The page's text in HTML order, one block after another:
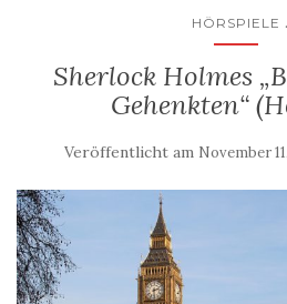
HÖRSPIELE
Sherlock Holmes
Gehenkten“
Veröffentlicht am November